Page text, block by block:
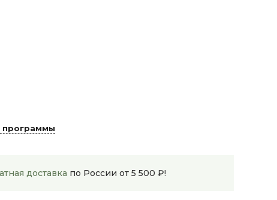
программы
доставка по России от 5 500 ₽!